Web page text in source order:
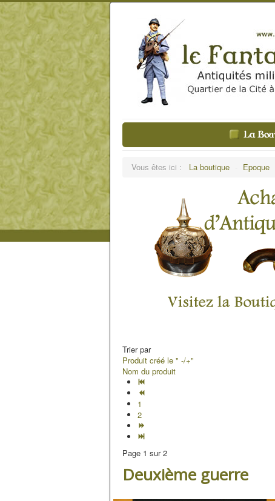
Vous êtes ici : La boutique - Epoque
Trier par
Produit créé le " -/+"
Nom du produit
1
2
Page 1 sur 2
Deuxième guerre